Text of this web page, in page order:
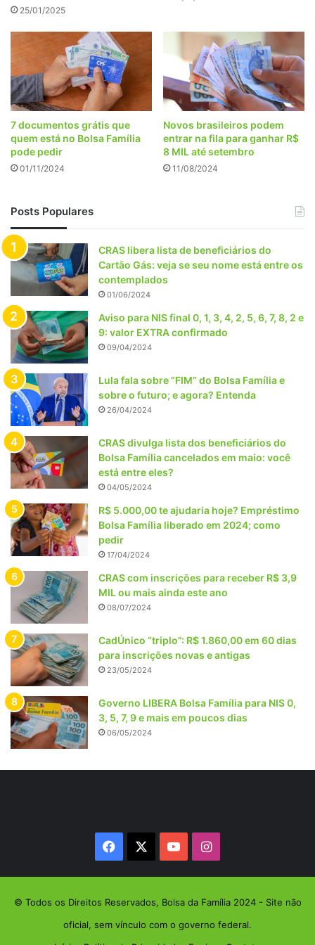
25/01/2025
7 documentos grátis que
quem está no Bolsa Família
pode pedir
01/11/2024
Novos brasileiros podem
entrar na fila para ganhar R$
8 MIL até setembro
11/08/2024
Posts Populares
CRAS libera lista de beneficiários do
Cartão Gás: veja se seu nome está entre os
contemplados
01/06/2024
Aviso para NIS final 0, 1, 3, 4, 2, 5, 6, 7, 8, 2 e
9: valor EXTRA confirmado
09/04/2024
Lula fala sobre “FIM” do Bolsa Família e
sobre o futuro; e agora? Entenda
26/04/2024
CRAS divulga lista dos beneficiários do
Bolsa Família cancelados em maio: você
está entre eles?
04/05/2024
R$ 5.000,00 te ajudaria hoje? Empréstimo
Bolsa Família liberado em 2024; como
pedir
17/04/2024
CRAS com inscrições para receber R$ 3,9
MIL ou mais ainda este ano
08/07/2024
CadÚnico “triplo”: R$ 1.860,00 em 60 dias
para inscrições novas e antigas
23/05/2024
Governo LIBERA Bolsa Família para NIS 0,
3, 5, 7, 9 e mais em poucos dias
06/05/2024
Facebook YouTubeInstagram
© Todos os Direitos Reservados, Bolsa da Família 2024 - Site não
oficial, sem vínculo com o governo federal.